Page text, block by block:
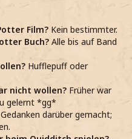
Film? Kein bestimmter.
Buch? Alle bis auf Band
Hufflepuff oder
nicht wollen? Früher war
gelernt *gg*
darüber gemacht;